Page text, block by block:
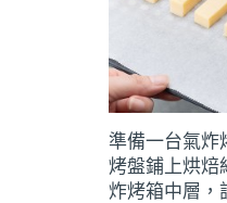
準備一台氣炸
烤盤鋪上烘焙
炸烤箱中層，